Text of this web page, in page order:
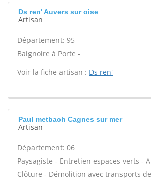
Ds ren' Auvers sur oise
Artisan
Département: 95
Baignoire à Porte -
Voir la fiche artisan : Ds ren'
Paul metbach Cagnes sur mer
Artisan
Département: 06
Paysagiste - Entretien espaces verts -
Clôture - Démolition avec transports